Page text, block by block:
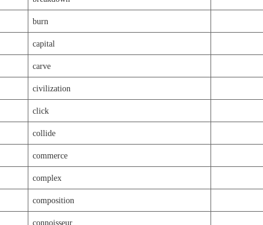
burn
capital
carve
civilization
click
collide
commerce
complex
composition
connoisseur